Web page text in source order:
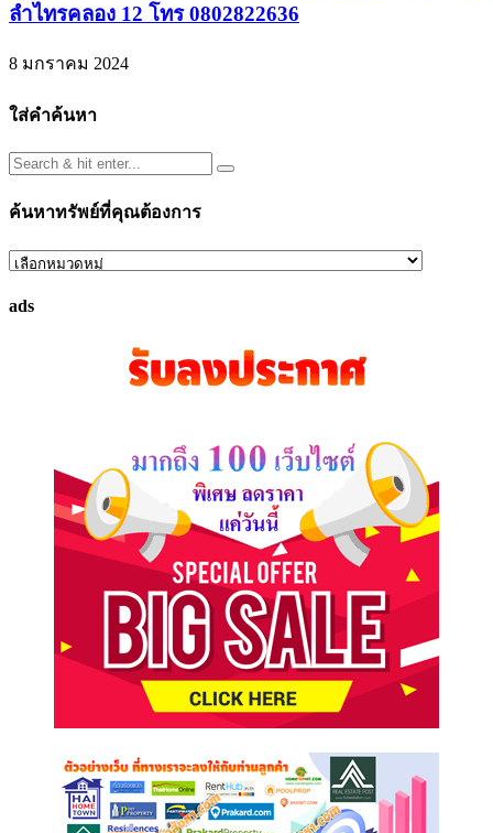
ลำไทรคลอง 12 โทร 0802822636
8 มกราคม 2024
ใส่คำค้นหา
ค้นหาทรัพย์ที่คุณต้องการ
ค้นหา
ที่
ads